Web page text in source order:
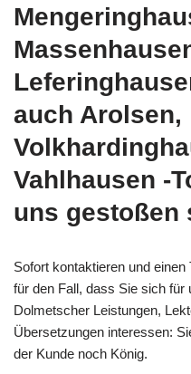
auch Arolsen,
Vahlhausen -
uns gestoßen
Sofort kontaktieren und
für den Fall, dass Sie sich für
Dolmetscher Leistungen,
Übersetzungen interessen:
der Kunde noch König.